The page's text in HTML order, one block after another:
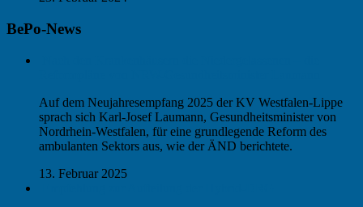
BePo-News
Auf dem Neujahresempfang 2025 der KV Westfalen-Lippe
sprach sich Karl-Josef Laumann, Gesundheitsminister von
Nordrhein-Westfalen, für eine grundlegende Reform des
ambulanten Sektors aus, wie der ÄND berichtete.
13. Februar 2025